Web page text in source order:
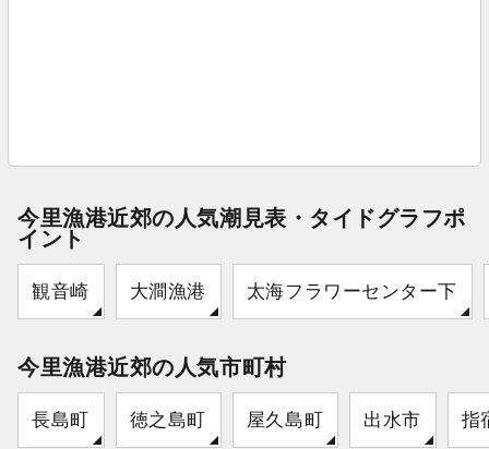
今里漁港近郊の人気潮見表・タイドグラフポ
イント
観音崎 大澗漁港 太海フラワーセンター下
今里漁港近郊の人気市町村
長島町 徳之島町 屋久島町 出水市 指